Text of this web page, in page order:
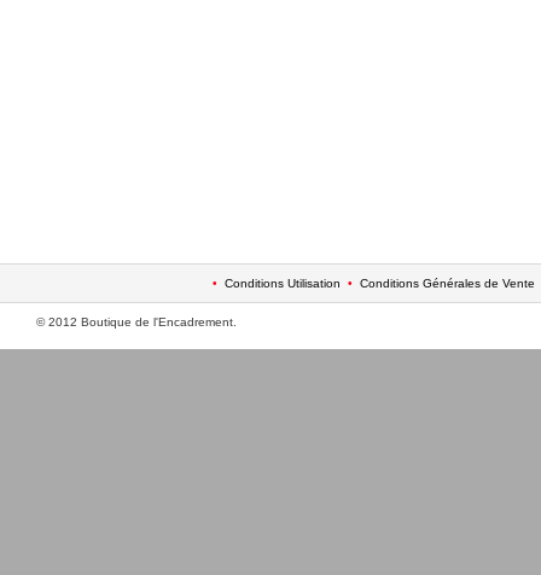
• Conditions Utilisation • Conditions Générales de Vente
© 2012 Boutique de l'Encadrement.